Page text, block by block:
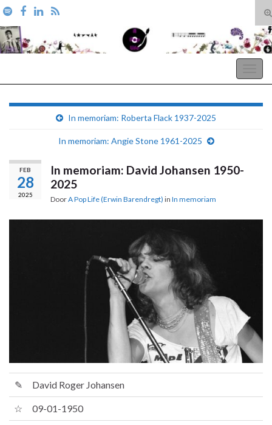
Search for:
In memoriam: Roberta Flack 1937-2025
In memoriam: Angie Stone 1961-2025
FEB
28
2025
In memoriam: David Johansen 1950-
2025
DoorA Pop Life (Erwin Barendregt) in In memoriam
✎ David Roger Johansen
☆ 09-01-1950